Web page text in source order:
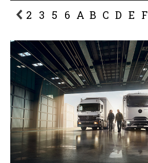
2 3 5 6 A B C D E F